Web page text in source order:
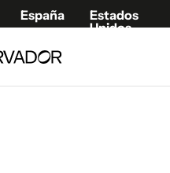
España
Estados
Unidos